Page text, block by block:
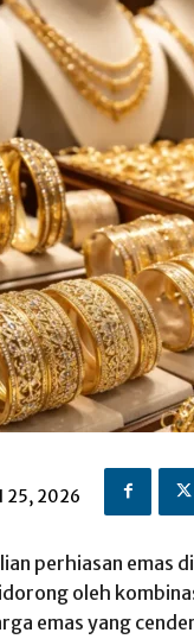
25, 2026
perhiasan emas
oleh
emas yang